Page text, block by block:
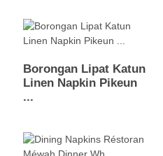
Borongan Lipat Katun
Linen Napkin Pikeun
...